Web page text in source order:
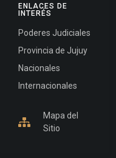
ENLACES DE
INTERÉS
Poderes Judiciales
Provincia de Jujuy
Nacionales
Internacionales
Mapa del
Sitio